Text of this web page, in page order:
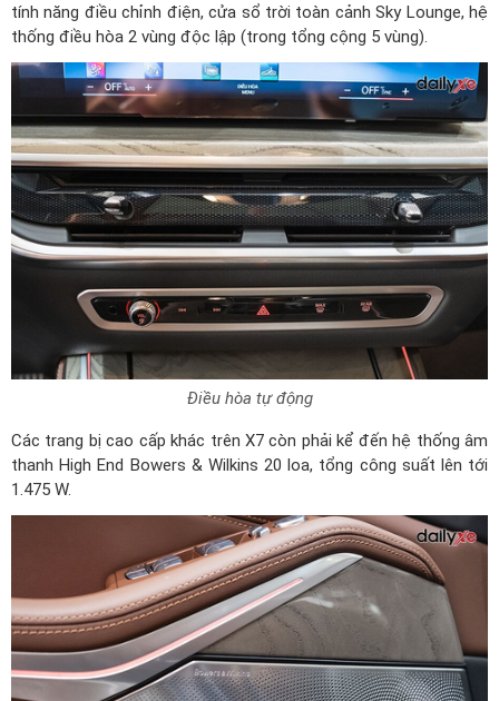
tính năng điều chỉnh điện, cửa sổ trời toàn cảnh Sky Lounge, hệ
thống điều hòa 2 vùng độc lập (trong tổng cộng 5 vùng).
Điều hòa tự động
Các trang bị cao cấp khác trên X7 còn phải kể đến hệ thống âm
thanh High End Bowers & Wilkins 20 loa, tổng công suất lên tới
1.475 W.